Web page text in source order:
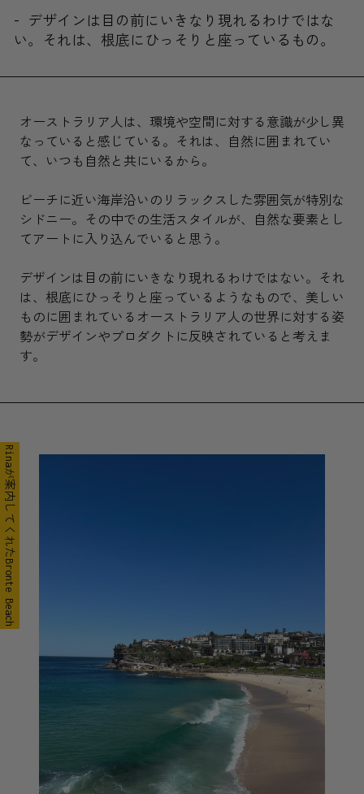
- デザインは目の前にいきなり現れるわけではな
い。それは、根底にひっそりと座っているもの。
オーストラリア人は、環境や空間に対する意識が少し異
なっていると感じている。それは、自然に囲まれてい
て、いつも自然と共にいるから。
ビーチに近い海岸沿いのリラックスした雰囲気が特別な
シドニー。その中での生活スタイルが、自然な要素とし
てアートに入り込んでいると思う。
デザインは目の前にいきなり現れるわけではない。それ
は、根底にひっそりと座っているようなもので、美しい
ものに囲まれているオーストラリア人の世界に対する姿
勢がデザインやプロダクトに反映されていると考えま
す。
Rinaが案内してくれたBronte Beach